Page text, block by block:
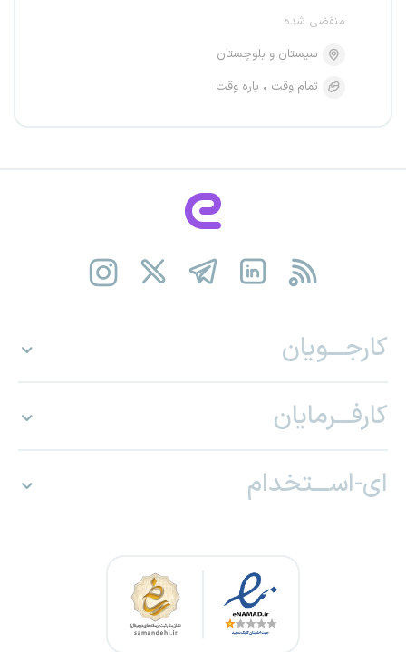
منقضی شده
سیستان و بلوچستان
تمام وقت
پاره وقت
کارجـــویان
کارفـــرمایان
ای-اســـتخدام